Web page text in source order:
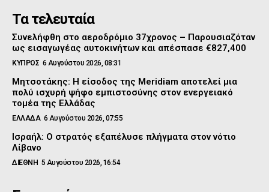
Τα τελευταία
Συνελήφθη στο αεροδρόμιο 37χρονος – Παρουσιαζόταν
ως εισαγωγέας αυτοκινήτων και απέσπασε €827,400
ΚΥΠΡΟΣ 6 Αυγούστου 2026, 08:31
Μητσοτάκης: Η είσοδος της Meridiam αποτελεί μια
πολύ ισχυρή ψήφο εμπιστοσύνης στον ενεργειακό
τομέα της Ελλάδας
ΕΛΛΑΔΑ 6 Αυγούστου 2026, 07:55
Ισραήλ: Ο στρατός εξαπέλυσε πλήγματα στον νότιο
Λίβανο
ΔΙΕΘΝΗ 5 Αυγούστου 2026, 16:54